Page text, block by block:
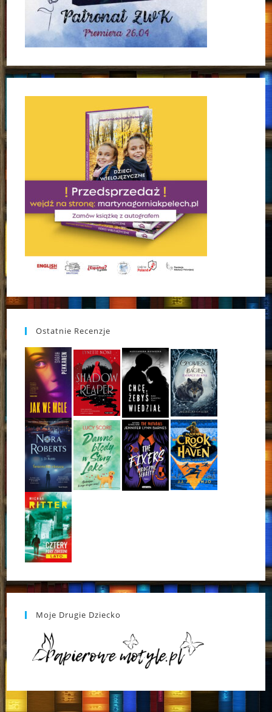
Ostatnie Recenzje
Moje Drugie Dziecko